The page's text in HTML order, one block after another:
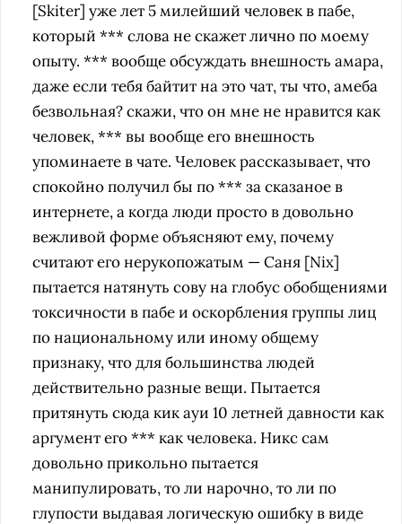
[Skiter] уже лет 5 милейший человек в пабе,
который *** слова не скажет лично по моему
опыту. *** вообще обсуждать внешность амара,
даже если тебя байтит на это чат, ты что, амеба
безвольная? скажи, что он мне не нравится как
человек, *** вы вообще его внешность
упоминаете в чате. Человек рассказывает, что
спокойно получил бы по *** за сказаное в
интернете, а когда люди просто в довольно
вежливой форме объясняют ему, почему
считают его нерукопожатым — Саня [Nix]
пытается натянуть сову на глобус обобщениями
токсичности в пабе и оскорбления группы лиц
по национальному или иному общему
признаку, что для большинства людей
действительно разные вещи. Пытается
притянуть сюда кик ауи 10 летней давности как
аргумент его *** как человека. Никс сам
довольно прикольно пытается
манипулировать, то ли нарочно, то ли по
глупости выдавая логическую ошибку в виде